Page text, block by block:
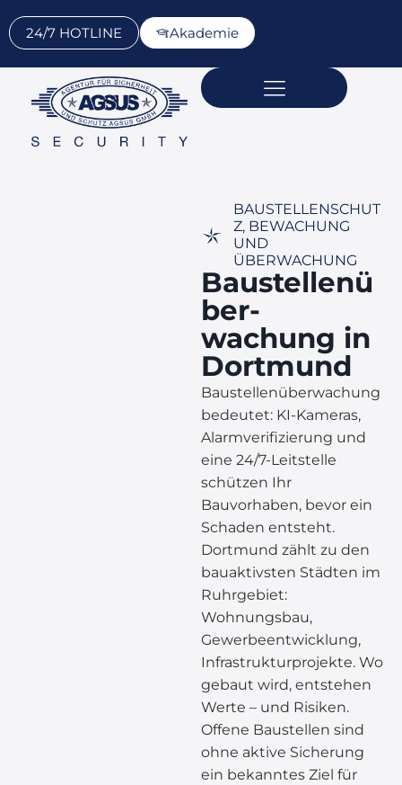
24/7 HOTLINE Akademie
BAUSTELLENSCHUT
Z, BEWACHUNG
UND
ÜBERWACHUNG
Baustellenü
ber-
wachung in
Dortmund
Baustellenüberwachung
bedeutet: KI-Kameras,
Alarmverifizierung und
eine 24/7-Leitstelle
schützen Ihr
Bauvorhaben, bevor ein
Schaden entsteht.
Dortmund zählt zu den
bauaktivsten Städten im
Ruhrgebiet:
Wohnungsbau,
Gewerbeentwicklung,
Infrastrukturprojekte. Wo
gebaut wird, entstehen
Werte – und Risiken.
Offene Baustellen sind
ohne aktive Sicherung
ein bekanntes Ziel für